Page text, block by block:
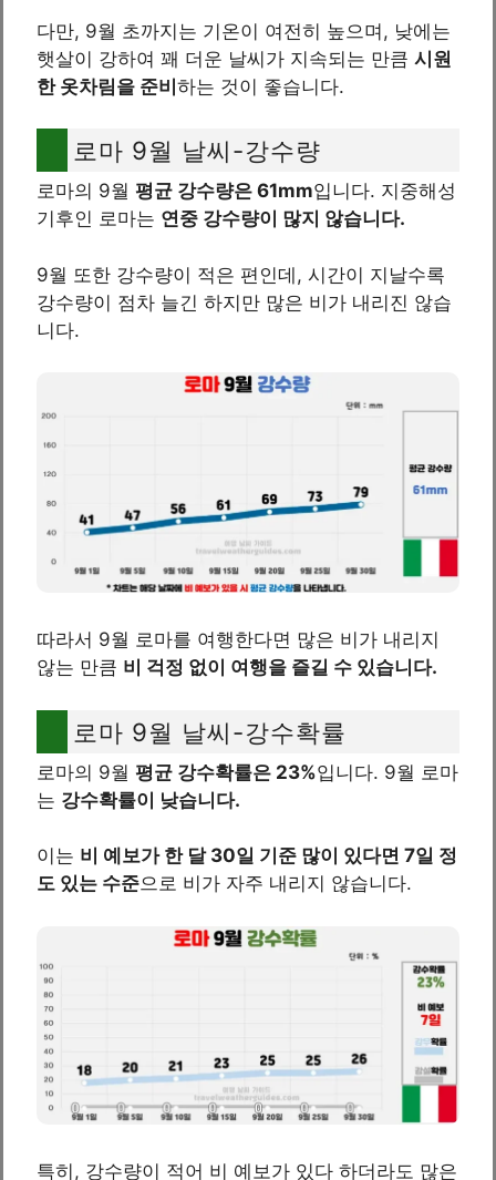
다만, 9월 초까지는 기온이 여전히 높으며, 낮에는
햇살이 강하여 꽤 더운 날씨가 지속되는 만큼 시원
한 옷차림을 준비하는 것이 좋습니다.
로마 9월 날씨-강수량
로마의 9월 평균 강수량은 61mm입니다. 지중해성
기후인 로마는 연중 강수량이 많지 않습니다.
9월 또한 강수량이 적은 편인데, 시간이 지날수록
강수량이 점차 늘긴 하지만 많은 비가 내리진 않습
니다.
따라서 9월 로마를 여행한다면 많은 비가 내리지
않는 만큼 비 걱정 없이 여행을 즐길 수 있습니다.
로마 9월 날씨-강수확률
로마의 9월 평균 강수확률은 23%입니다. 9월 로마
는 강수확률이 낮습니다.
이는 비 예보가 한 달 30일 기준 많이 있다면 7일 정
도 있는 수준으로 비가 자주 내리지 않습니다.
특히, 강수량이 적어 비 예보가 있다 하더라도 많은